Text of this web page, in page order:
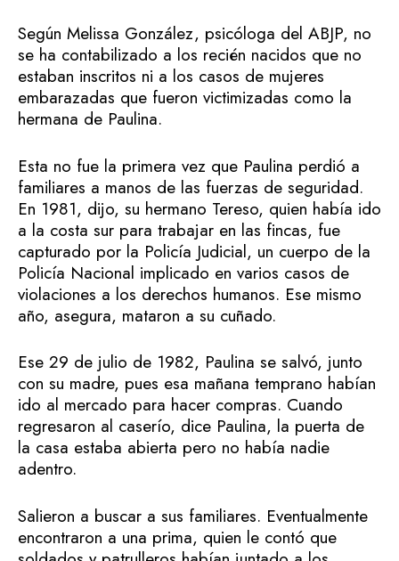
Según Melissa González, psicóloga del ABJP, no
se ha contabilizado a los recién nacidos que no
estaban inscritos ni a los casos de mujeres
embarazadas que fueron victimizadas como la
hermana de Paulina.
Esta no fue la primera vez que Paulina perdió a
familiares a manos de las fuerzas de seguridad.
En 1981, dijo, su hermano Tereso, quien había ido
a la costa sur para trabajar en las fincas, fue
capturado por la Policía Judicial, un cuerpo de la
Policía Nacional implicado en varios casos de
violaciones a los derechos humanos. Ese mismo
año, asegura, mataron a su cuñado.
Ese 29 de julio de 1982, Paulina se salvó, junto
con su madre, pues esa mañana temprano habían
ido al mercado para hacer compras. Cuando
regresaron al caserío, dice Paulina, la puerta de
la casa estaba abierta pero no había nadie
adentro.
Salieron a buscar a sus familiares. Eventualmente
encontraron a una prima, quien le contó que